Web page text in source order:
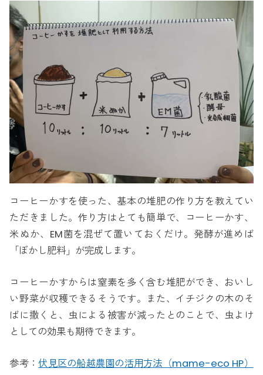
コーヒーかすを使った、基本の堆肥の作り方を教えてい
ただきました。作り方はとても簡単で、コーヒーかす、
米ぬか、EM菌を混ぜて置いておくだけ。発酵が進めば
「ぼかし肥料」が完成します。
コーヒーかすからは窒素を多く含む堆肥ができ、おいし
い野菜が収穫できるそうです。また、イチジクの木のそ
ばに撒くと、虫による被害が減ったとのことで、虫よけ
としての効果も期待できます。
参考：伏見区の船越農園の活用方法（mame-eco HP）